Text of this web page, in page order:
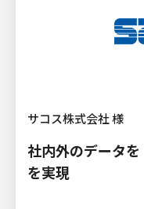
サコス株式会社 様
社内外のデータ
を実現